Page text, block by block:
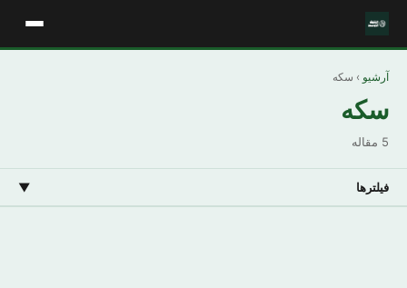
آرشیو › سکه
سکه
5 مقاله
فیلترها ▼